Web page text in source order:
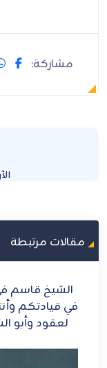
مشاركة:
مقالات مرتبطة
للقائد الحية:
التاريخ الجهادي
استمراريةً للقادة